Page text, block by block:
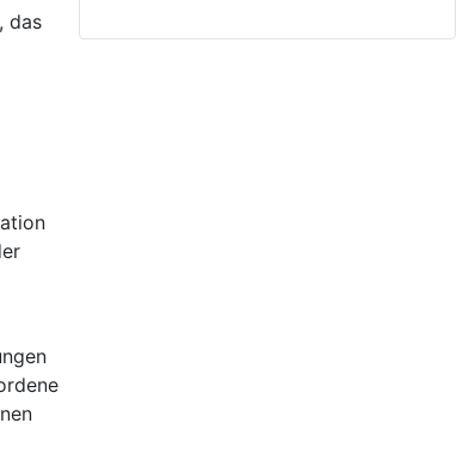
das